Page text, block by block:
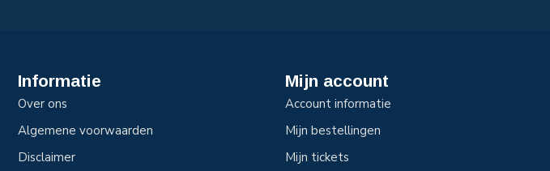
Informatie
Over ons
Algemene voorwaarden
Disclaimer
Mijn account
Account informatie
Mijn bestellingen
Mijn tickets